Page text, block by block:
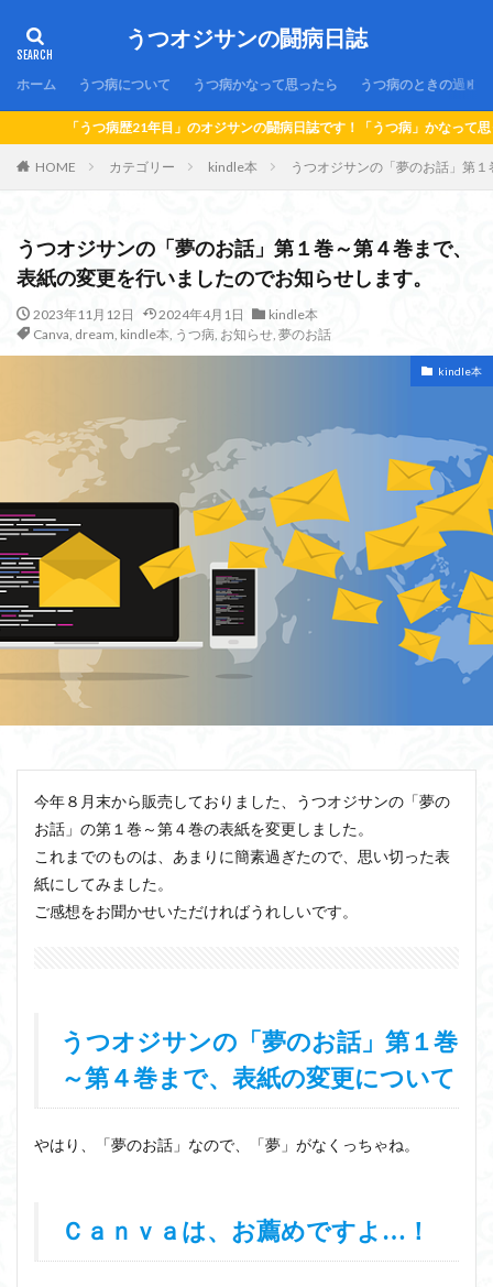
うつオジサンの闘病日誌
ホーム うつ病について うつ病かなって思ったら うつ病のときの過ご
ジサンの闘病日誌です！「うつ病」かなって思ったら…！「うつ病」になっち
HOME カテゴリー kindle本 うつオジサンの「夢のお話」第
うつオジサンの「夢のお話」第１巻～第４巻まで、
表紙の変更を行いましたのでお知らせします。
2023年11月12日 2024年4月1日
kindle本
Canva, dream, kindle本, うつ病, お知らせ, 夢のお話
kindle本
今年８月末から販売しておりました、うつオジサンの「夢の
お話」の第１巻～第４巻の表紙を変更しました。
これまでのものは、あまりに簡素過ぎたので、思い切った表
紙にしてみました。
ご感想をお聞かせいただければうれしいです。
うつオジサンの「夢のお話」第１巻
～第４巻まで、表紙の変更について
やはり、「夢のお話」なので、「夢」がなくっちゃね。
Ｃａｎｖａは、お薦めですよ…！